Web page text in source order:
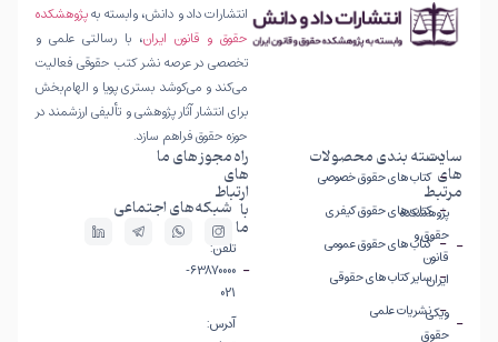
انتشارات داد و دانش، وابسته بهپژوهشکده
حقوق و قانون ایران، با رسالتی علمی و
تخصصی در عرصه نشر کتب حقوقی فعالیت
می‌کند و می‌کوشد بستری پویا و الهام‌بخش
برای انتشار آثار پژوهشی و تألیفی ارزشمند در
حوزه حقوق فراهم سازد.
سایت
های
مرتبط
پژوهشکده
حقوق و
قانون
ایران
ویکی
حقوق
دسته بندی محصولات
کتاب های حقوق خصوصی
کتاب های حقوق کیفری
کتاب های حقوق عمومی
سایر کتاب های حقوقی
نشریات علمی
راه
های
ارتباط
با
ما
تلفن:
63870000-
021
آدرس:
مجوز های ما
شبکه‌های اجتماعی